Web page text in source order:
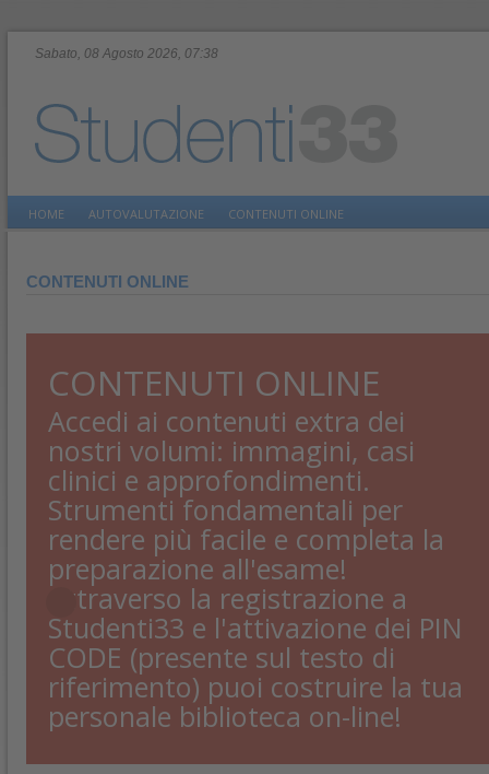
Sabato, 08 Agosto 2026, 07:38
HOME AUTOVALUTAZIONE CONTENUTI ONLINE
CONTENUTI ONLINE
CONTENUTI ONLINE
Accedi ai contenuti extra dei
nostri volumi: immagini, casi
clinici e approfondimenti.
Strumenti fondamentali per
rendere più facile e completa la
preparazione all'esame!
Attraverso la registrazione a
Studenti33 e l'attivazione dei PIN
CODE (presente sul testo di
riferimento) puoi costruire la tua
personale biblioteca on-line!